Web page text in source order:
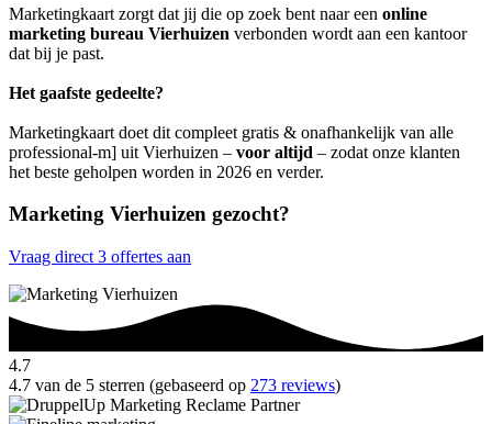
Marketingkaart zorgt dat jij die op zoek bent naar een online
marketing bureau Vierhuizen verbonden wordt aan een kantoor
dat bij je past.
Het gaafste gedeelte?
Marketingkaart doet dit compleet gratis & onafhankelijk van alle
professional-m] uit Vierhuizen – voor altijd – zodat onze klanten
het beste geholpen worden in 2026 en verder.
Marketing Vierhuizen gezocht?
Vraag direct 3 offertes aan
4.7
4.7 van de 5 sterren (gebaseerd op 273 reviews)